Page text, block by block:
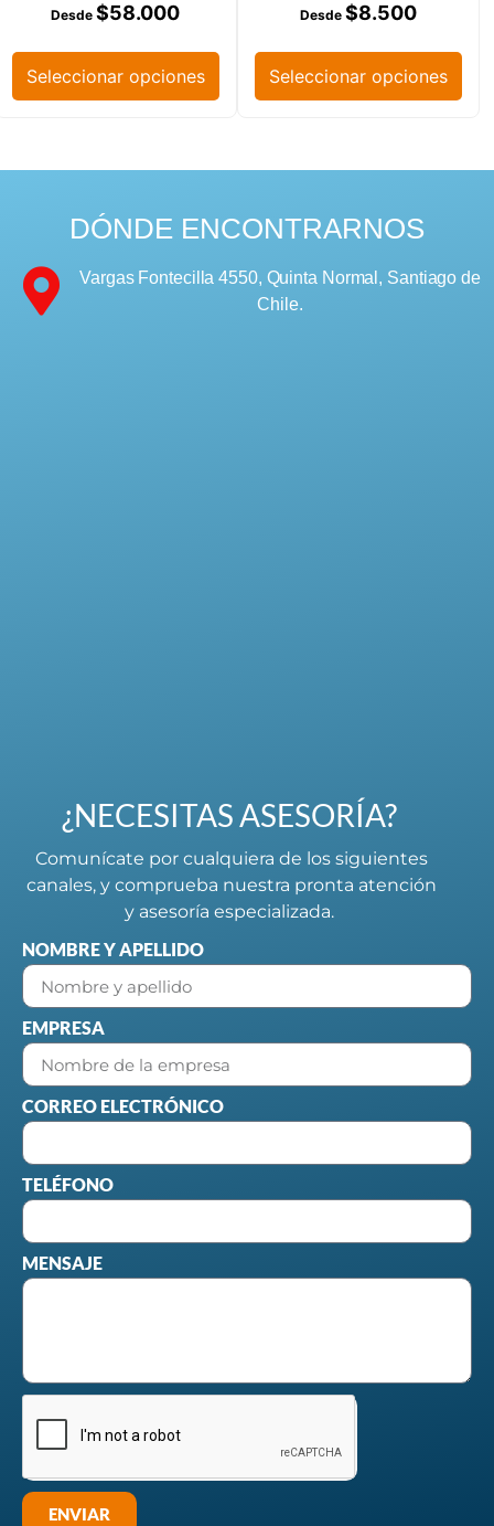
$58.000
Seleccionar opciones
$8.500
Seleccionar opciones
DÓNDE ENCONTRARNOS
Vargas Fontecilla 4550, Quinta Normal, Santiago de
Chile.
¿NECESITAS ASESORÍA?
Comunícate por cualquiera de los siguientes
canales, y comprueba nuestra pronta atención
y asesoría especializada.
NOMBRE Y APELLIDO
EMPRESA
CORREO ELECTRÓNICO
TELÉFONO
MENSAJE
ENVIAR